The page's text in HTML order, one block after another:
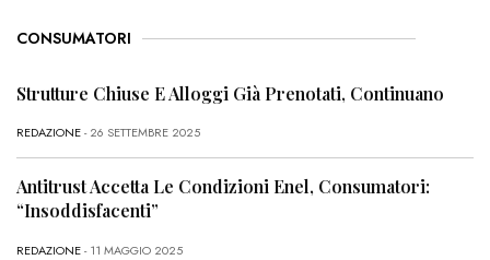
CONSUMATORI
Strutture Chiuse E Alloggi Già Prenotati, Continuano
REDAZIONE- 26 SETTEMBRE 2025
Antitrust Accetta Le Condizioni Enel, Consumatori:
“Insoddisfacenti”
REDAZIONE- 11 MAGGIO 2025